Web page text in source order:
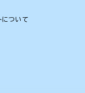
について